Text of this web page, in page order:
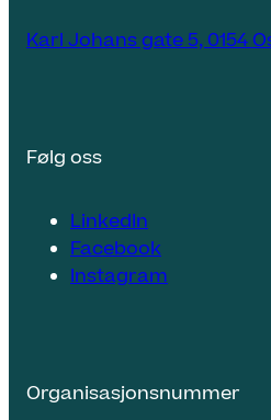
Karl Johans gate 5, 0154
Følg oss
LinkedIn
Facebook
Instagram
Organisasjonsnummer